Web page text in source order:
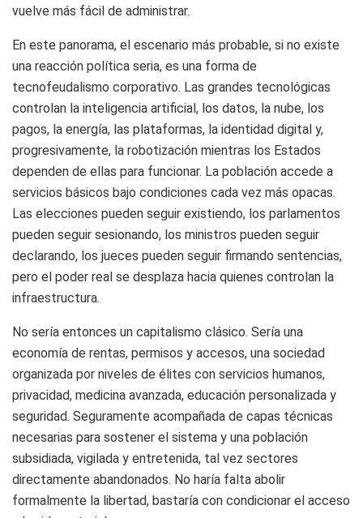
vuelve más fácil de administrar.
En este panorama, el escenario más probable, si no existe
una reacción política seria, es una forma de
tecnofeudalismo corporativo. Las grandes tecnológicas
controlan la inteligencia artificial, los datos, la nube, los
pagos, la energía, las plataformas, la identidad digital y,
progresivamente, la robotización mientras los Estados
dependen de ellas para funcionar. La población accede a
servicios básicos bajo condiciones cada vez más opacas.
Las elecciones pueden seguir existiendo, los parlamentos
pueden seguir sesionando, los ministros pueden seguir
declarando, los jueces pueden seguir firmando sentencias,
pero el poder real se desplaza hacia quienes controlan la
infraestructura.
No sería entonces un capitalismo clásico. Sería una
economía de rentas, permisos y accesos, una sociedad
organizada por niveles de élites con servicios humanos,
privacidad, medicina avanzada, educación personalizada y
seguridad. Seguramente acompañada de capas técnicas
necesarias para sostener el sistema y una población
subsidiada, vigilada y entretenida, tal vez sectores
directamente abandonados. No haría falta abolir
formalmente la libertad, bastaría con condicionar el acceso